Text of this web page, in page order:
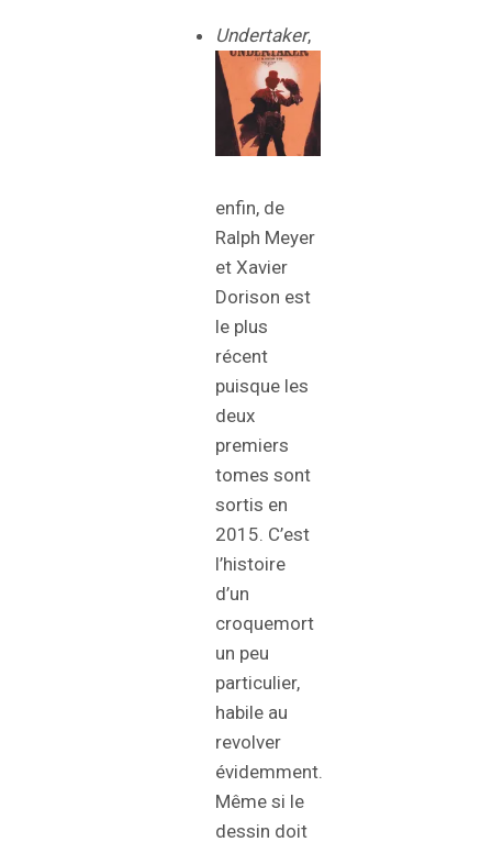
Undertaker,
enfin, de
Ralph Meyer
et Xavier
Dorison est
le plus
récent
puisque les
deux
premiers
tomes sont
sortis en
2015. C’est
l’histoire
d’un
croquemort
un peu
particulier,
habile au
revolver
évidemment.
Même si le
dessin doit